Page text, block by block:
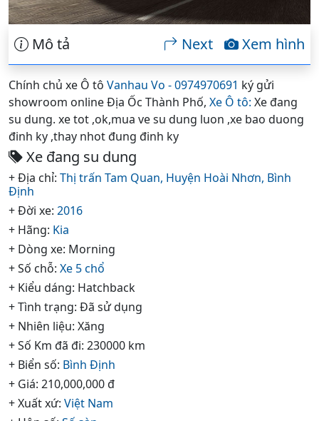
Mô tả Xem hình
Next
Chính chủ xe Ô tô Vanhau Vo - 0974970691 ký gửi
showroom online Địa Ốc Thành Phố, Xe Ô tô: Xe đang
su dung. xe tot ,ok,mua ve su dung luon ,xe bao duong
đinh ky ,thay nhot đung đinh ky
Xe đang su dung
+ Địa chỉ: Thị trấn Tam Quan, Huyện Hoài Nhơn, Bình
Định
+ Đời xe: 2016
+ Hãng: Kia
+ Dòng xe: Morning
+ Số chỗ: Xe 5 chổ
+ Kiểu dáng: Hatchback
+ Tình trạng: Đã sử dụng
+ Nhiên liệu: Xăng
+ Số Km đã đi: 230000 km
+ Biển số: Bình Định
+ Giá: 210,000,000 đ
+ Xuất xứ: Việt Nam